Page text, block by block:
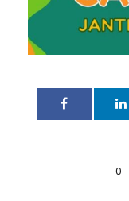
0